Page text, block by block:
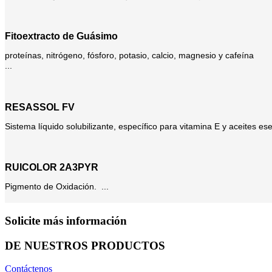
Fitoextracto de Guásimo
proteínas, nitrógeno, fósforo, potasio, calcio, magnesio y cafeína
...
RESASSOL FV
Sistema líquido solubilizante, específico para vitamina E y aceites
RUICOLOR 2A3PYR
Pigmento de Oxidación. ...
Solicite más información
DE NUESTROS PRODUCTOS
Contáctenos